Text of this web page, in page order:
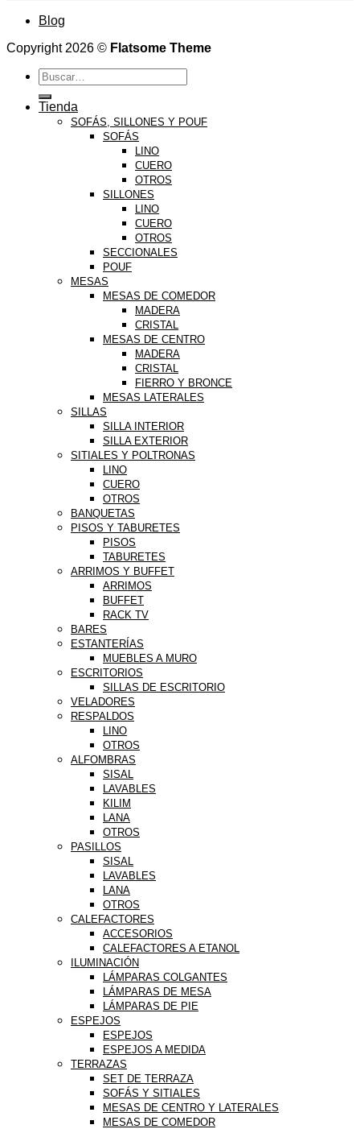
Blog
Copyright 2026 © Flatsome Theme
Buscar
por:
Tienda
SOFÁS, SILLONES Y POUF
SOFÁS
LINO
CUERO
OTROS
SILLONES
LINO
CUERO
OTROS
SECCIONALES
POUF
MESAS
MESAS DE COMEDOR
MADERA
CRISTAL
MESAS DE CENTRO
MADERA
CRISTAL
FIERRO Y BRONCE
MESAS LATERALES
SILLAS
SILLA INTERIOR
SILLA EXTERIOR
SITIALES Y POLTRONAS
LINO
CUERO
OTROS
BANQUETAS
PISOS Y TABURETES
PISOS
TABURETES
ARRIMOS Y BUFFET
ARRIMOS
BUFFET
RACK TV
BARES
ESTANTERÍAS
MUEBLES A MURO
ESCRITORIOS
SILLAS DE ESCRITORIO
VELADORES
RESPALDOS
LINO
OTROS
ALFOMBRAS
SISAL
LAVABLES
KILIM
LANA
OTROS
PASILLOS
SISAL
LAVABLES
LANA
OTROS
CALEFACTORES
ACCESORIOS
CALEFACTORES A ETANOL
ILUMINACIÓN
LÁMPARAS COLGANTES
LÁMPARAS DE MESA
LÁMPARAS DE PIE
ESPEJOS
ESPEJOS
ESPEJOS A MEDIDA
TERRAZAS
SET DE TERRAZA
SOFÁS Y SITIALES
MESAS DE CENTRO Y LATERALES
MESAS DE COMEDOR